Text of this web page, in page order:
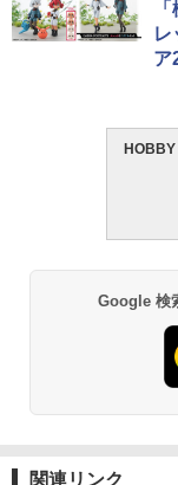
レ
ア
HOBBY
Google 検
関連リンク